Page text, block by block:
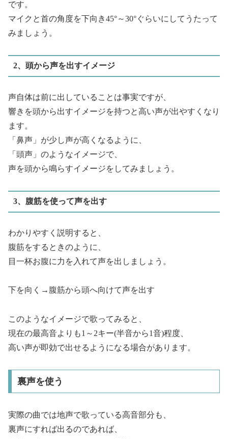
です。
マイクと首の角度を下向き45°～30°ぐらいにしてうたって
みましょう。
2、頭から声を出すイメージ
声自体は前に出していることは事実ですが、
響きを頭から出すイメージを持つと高い声が出やすくなり
ます。
「鼻声」が少し声が高くなるように、
「頭声」のようなイメージで、
声を頭から鳴らすイメージをしてみましょう。
3、腹筋を使って声を出す
わかりやすく説明すると、
腹筋をするときのように、
目一杯お腹に力を入れて声を出しましょう。
下を向く→腹筋から頭へ向けて声を出す
このようなイメージで歌ってみると、
現在の最高音よりも1～2キー(半音から1音)程度、
高い声が即効で出せるようになる場合があります。
裏声を使う
実際の曲では地声で歌っている高音部分も、
裏声にすれば出るのであれば、